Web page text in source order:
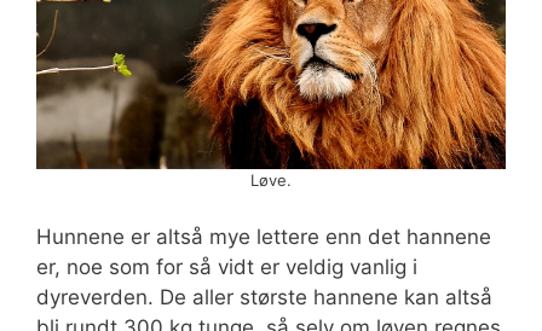
Løve.
Hunnene er altså mye lettere enn det hannene
er, noe som for så vidt er veldig vanlig i
dyreverden. De aller største hannene kan altså